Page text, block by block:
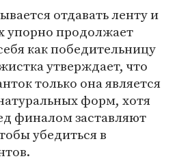
отдавать ленту и
упорно продолжает
как победительницу
утверждает, что
только она является
форм, хотя
финалом заставляют
убедиться в